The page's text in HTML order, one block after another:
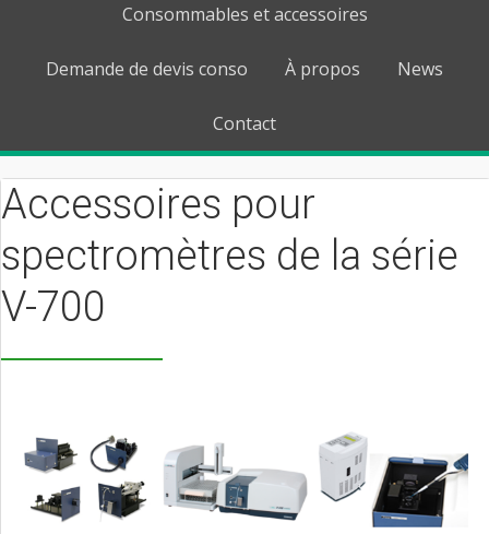
Consommables et accessoires
Demande de devis conso À propos News
Contact
Accessoires pour
spectromètres de la série
V-700